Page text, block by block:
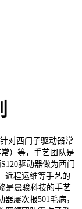
对西门子驱动器常
）等，手艺团队是
驱动器做为西门
近程运维等手艺的
是晨骏科技的手艺
屡次报501毛病，